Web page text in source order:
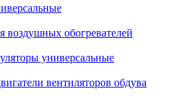
обогревателей
универсальные
вентиляторов обдува